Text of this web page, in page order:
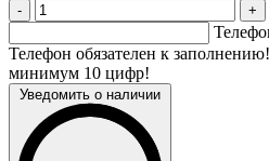
- +
Телефон обязателен к
минимум 10 цифр!
Уведомить о наличии